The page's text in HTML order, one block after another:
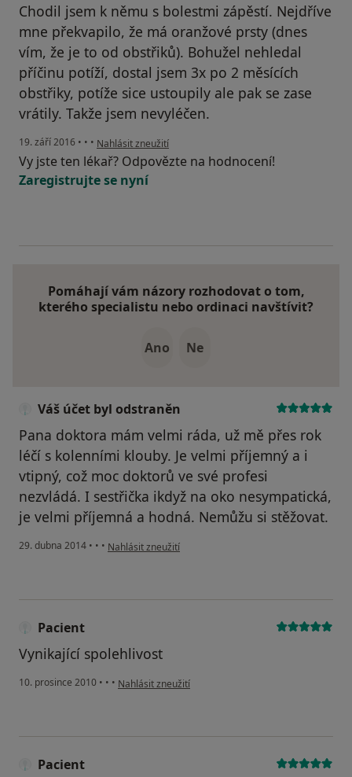
Chodil jsem k němu s bolestmi zápěstí. Nejdříve
mne překvapilo, že má oranžové prsty (dnes
vím, že je to od obstřiků). Bohužel nehledal
příčinu potíží, dostal jsem 3x po 2 měsících
obstřiky, potíže sice ustoupily ale pak se zase
vrátily. Takže jsem nevyléčen.
19. září 2016 • • • podle názoru uživatele Váš účet byl odstraněn
Nahlásit zneužití
Vy jste ten lékař? Odpovězte na hodnocení!
Zaregistrujte se nyní
Pomáhají vám názory rozhodovat o tom,
kterého specialistu nebo ordinaci navštívit?
Ano Ne
Váš účet byl odstraněn
Pana doktora mám velmi ráda, už mě přes rok
léčí s kolenními klouby. Je velmi příjemný a i
vtipný, což moc doktorů ve své profesi
nezvládá. I sestřička ikdyž na oko nesympatická,
je velmi příjemná a hodná. Nemůžu si stěžovat.
29. dubna 2014 • • • podle názoru uživatele Váš účet byl odstraněn
Nahlásit zneužití
Pacient
Vynikající spolehlivost
10. prosince 2010 • • • podle názoru uživatele Pacient
Nahlásit zneužití
Pacient